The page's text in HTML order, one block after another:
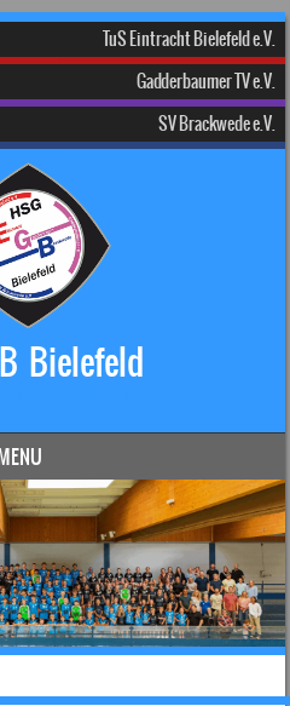
TuS Eintracht Bielefeld e.V.
Gadderbaumer TV e.V.
SV Brackwede e.V.
Bielefeld